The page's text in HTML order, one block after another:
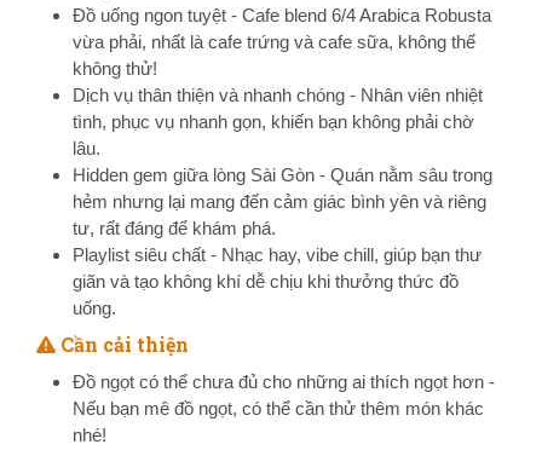
Đồ uống ngon tuyệt - Cafe blend 6/4 Arabica Robusta
vừa phải, nhất là cafe trứng và cafe sữa, không thể
không thử!
Dịch vụ thân thiện và nhanh chóng - Nhân viên nhiệt
tình, phục vụ nhanh gọn, khiến bạn không phải chờ
lâu.
Hidden gem giữa lòng Sài Gòn - Quán nằm sâu trong
hẻm nhưng lại mang đến cảm giác bình yên và riêng
tư, rất đáng để khám phá.
Playlist siêu chất - Nhạc hay, vibe chill, giúp bạn thư
giãn và tạo không khí dễ chịu khi thưởng thức đồ
uống.
Cần cải thiện
Đồ ngọt có thể chưa đủ cho những ai thích ngọt hơn -
Nếu bạn mê đồ ngọt, có thể cần thử thêm món khác
nhé!